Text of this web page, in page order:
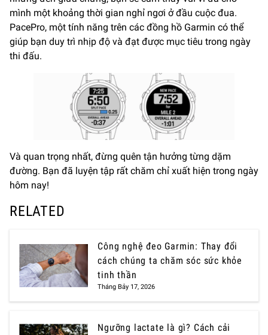
mình một khoảng thời gian nghỉ ngơi ở đầu cuộc đua.
PacePro, một tính năng trên các đồng hồ Garmin có thể
giúp bạn duy trì nhịp độ và đạt được mục tiêu trong ngày
thi đấu.
Và quan trọng nhất, đừng quên tận hưởng từng dặm
đường. Bạn đã luyện tập rất chăm chỉ xuất hiện trong ngày
hôm nay!
RELATED
Công nghệ đeo Garmin: Thay đổi
cách chúng ta chăm sóc sức khỏe
tinh thần
Tháng Bảy 17, 2026
Ngưỡng lactate là gì? Cách cải